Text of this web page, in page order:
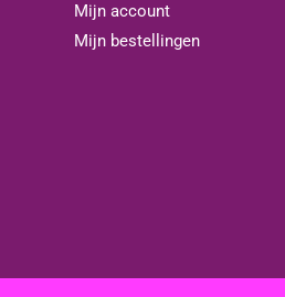
Mijn account
Mijn bestellingen